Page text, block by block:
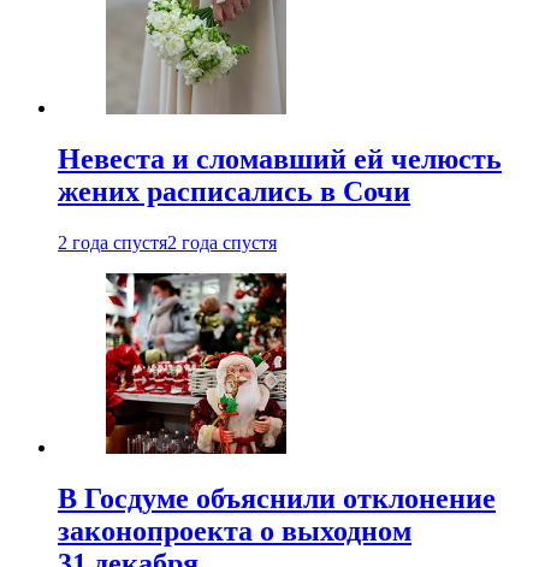
Невеста и сломавший ей челюсть
жених расписались в Сочи
2 года спустя2 года спустя
В Госдуме объяснили отклонение
законопроекта о выходном